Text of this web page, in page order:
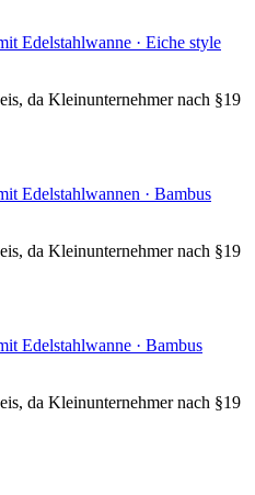
Edelstahlwanne · Eiche style
da Kleinunternehmer nach §19
Edelstahlwannen · Bambus
da Kleinunternehmer nach §19
Edelstahlwanne · Bambus
da Kleinunternehmer nach §19